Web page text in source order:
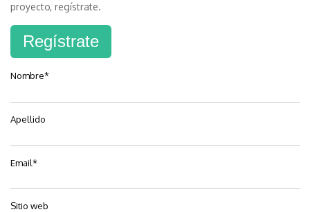
proyecto, regístrate.
Regístrate
Nombre*
Apellido
Email*
Sitio web